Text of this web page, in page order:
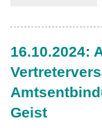
16.10.2024:
Geist